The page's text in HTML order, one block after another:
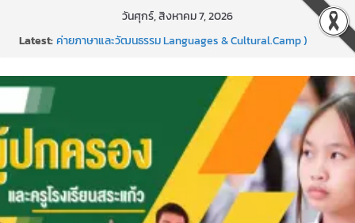
content
วันศุกร์, สิงหาคม 7, 2026
Latest:ค่ายภาษาและวัฒนธรรม Languages & Cultural.Camp )
กีฬาอีสปอร์ต (FC Online PC)
การพัฒนานวัตกรรมบอร์ดเกม เพื่อการเรียนรู้เชิงรุก ประจำปี
แข่งขันกีฬาบาสเกตบอลรายการ “ออมสิน Youth Sports
Festival ๒๕๖๙”